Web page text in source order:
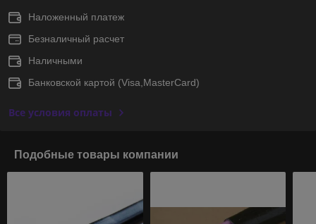
Наложенный платеж
Безналичный расчет
Наличными
Банковской картой (Visa,MasterCard)
Все условия оплаты
Подобные товары компании